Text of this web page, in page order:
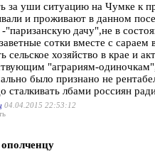
за уши ситуацию на Чумке к
и проживают в данном
"паризанскую дачу",не в
сотки вместе с
сельское хозяйство в крае и
"аграриям-
было признано не
сталкивать лбами россиян
04.04.2015 22:53:12